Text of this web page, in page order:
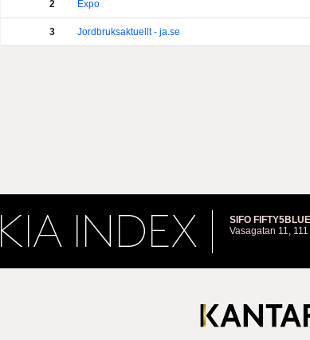
2 Expo
3 Jordbruksaktuellt - ja.se
SIFO FIFTY5BLUE
Vasagatan 11,